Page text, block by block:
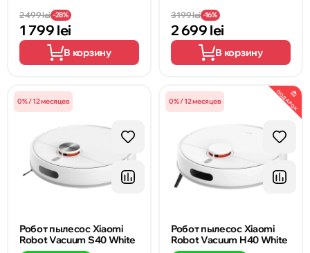
1 799 lei
2 499 lei -28%
В корзину
2 699 lei
3 199 lei -16%
В корзину
0% / 12 месяцев
Робот пылесос Xiaomi
Robot Vacuum S40 White
ПОДАРОК
0% / 12 месяцев
Робот пылесос Xiaomi
Robot Vacuum H40 White